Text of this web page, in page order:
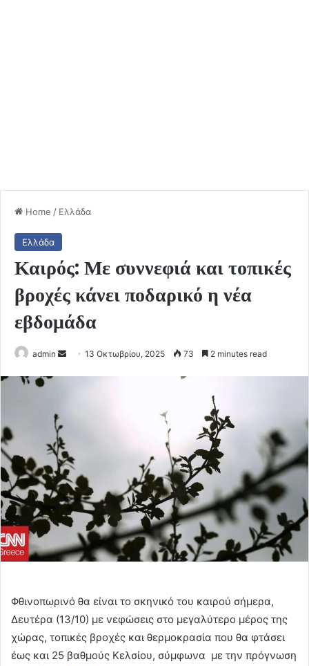
Home / Ελλάδα
Ελλάδα
Καιρός: Με συννεφιά και τοπικές
βροχές κάνει ποδαρικό η νέα
εβδομάδα
admin
Send13 Οκτωβρίου, 2025 73 2 minutes read
Φθινοπωρινό θα είναι το σκηνικό του καιρού σήμερα,
Δευτέρα (13/10) με νεφώσεις στο μεγαλύτερο μέρος της
χώρας, τοπικές βροχές και θερμοκρασία που θα φτάσει
έως και 25 βαθμούς Κελσίου, σύμφωνα με την πρόγνωση